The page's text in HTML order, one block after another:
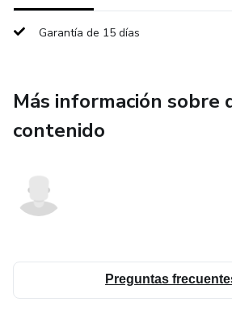
Garantía de 15 días
Más información sobre
contenido
Preguntas